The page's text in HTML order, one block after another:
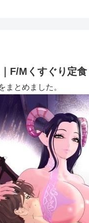
F/Mくすぐり定食
まとめました。